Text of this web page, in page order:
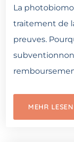
La
traitement de
preuves.
MEHR LESEN